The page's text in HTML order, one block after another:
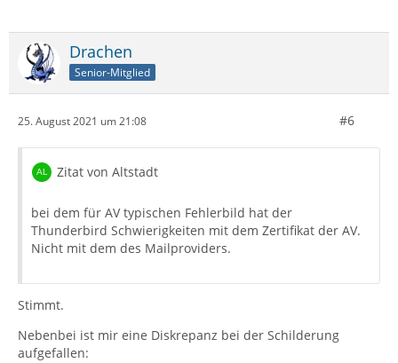
Drachen
Senior-Mitglied
25. August 2021 um 21:08 #6
Zitat von Altstadt
bei dem für AV typischen Fehlerbild hat der
Thunderbird Schwierigkeiten mit dem Zertifikat der AV.
Nicht mit dem des Mailproviders.
Stimmt.
Nebenbei ist mir eine Diskrepanz bei der Schilderung
aufgefallen: